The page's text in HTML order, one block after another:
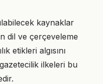
kaynaklar
dil ve çerçeveleme
etikleri algısını
ilkeleri bu